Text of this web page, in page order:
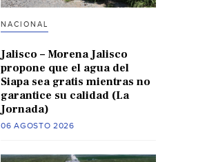
NACIONAL
Jalisco – Morena Jalisco
propone que el agua del
Siapa sea gratis mientras no
garantice su calidad (La
Jornada)
06 AGOSTO 2026